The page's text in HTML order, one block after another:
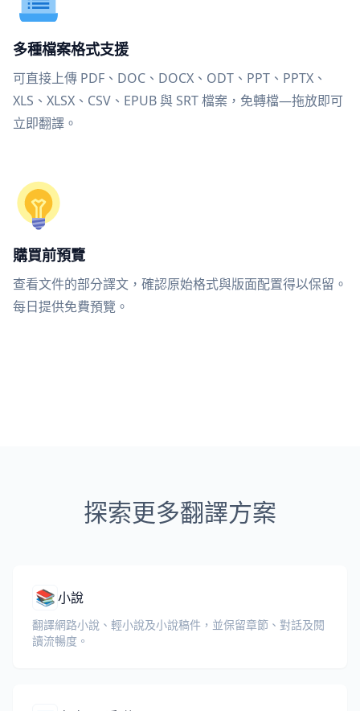
多種檔案格式支援
可直接上傳 PDF、DOC、DOCX、ODT、PPT、PPTX、
XLS、XLSX、CSV、EPUB 與 SRT 檔案，免轉檔—拖放即可
立即翻譯。
購買前預覽
查看文件的部分譯文，確認原始格式與版面配置得以保留。
每日提供免費預覽。
探索更多翻譯方案
📚小說
翻譯網路小說、輕小說及小說稿件，並保留章節、對話及閱
讀流暢度。